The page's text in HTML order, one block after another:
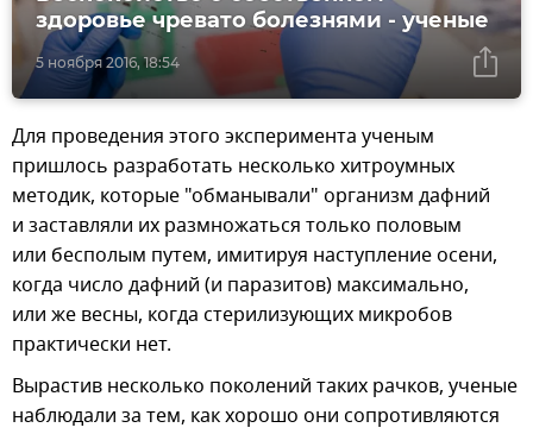
5 ноября 2016, 18:54
здоровье чревато болезнями - ученые
Для проведения этого эксперимента ученым
пришлось разработать несколько хитроумных
методик, которые "обманывали" организм дафний
и заставляли их размножаться только половым
или бесполым путем, имитируя наступление осени,
когда число дафний (и паразитов) максимально,
или же весны, когда стерилизующих микробов
практически нет.
Вырастив несколько поколений таких рачков, ученые
наблюдали за тем, как хорошо они сопротивляются